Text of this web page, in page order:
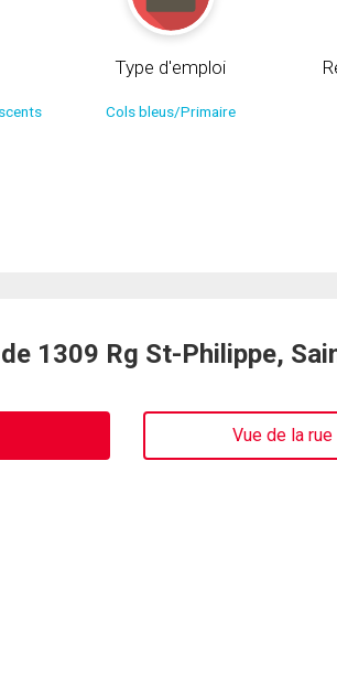
Type d'emploi
Cols bleus/Primaire
1309 Rg St-Philippe,
Vue de la rue